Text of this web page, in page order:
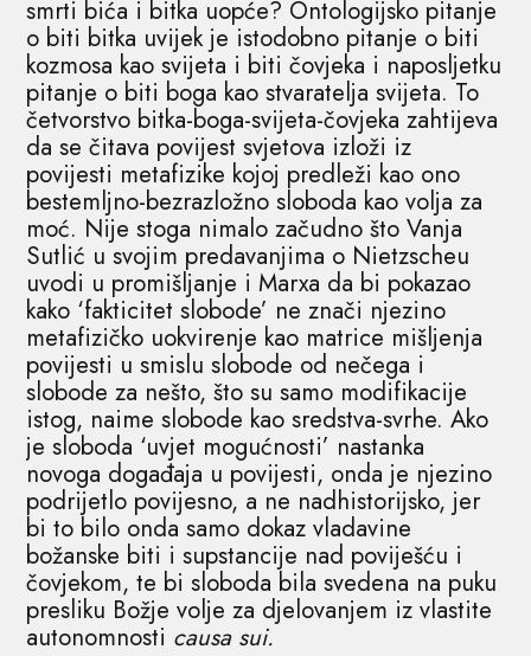
smrti bića i bitka uopće? Ontologijsko pitanje
o biti bitka uvijek je istodobno pitanje o biti
kozmosa kao svijeta i biti čovjeka i naposljetku
pitanje o biti boga kao stvaratelja svijeta. To
četvorstvo bitka-boga-svijeta-čovjeka zahtijeva
da se čitava povijest svjetova izloži iz
povijesti metafizike kojoj predleži kao ono
bestemljno-bezrazložno sloboda kao volja za
moć. Nije stoga nimalo začudno što Vanja
Sutlić u svojim predavanjima o Nietzscheu
uvodi u promišljanje i Marxa da bi pokazao
kako ‘fakticitet slobode’ ne znači njezino
metafizičko uokvirenje kao matrice mišljenja
povijesti u smislu slobode od nečega i
slobode za nešto, što su samo modifikacije
istog, naime slobode kao sredstva-svrhe. Ako
je sloboda ‘uvjet mogućnosti’ nastanka
novoga događaja u povijesti, onda je njezino
podrijetlo povijesno, a ne nadhistorijsko, jer
bi to bilo onda samo dokaz vladavine
božanske biti i supstancije nad poviješću i
čovjekom, te bi sloboda bila svedena na puku
presliku Božje volje za djelovanjem iz vlastite
autonomnosti causa sui.